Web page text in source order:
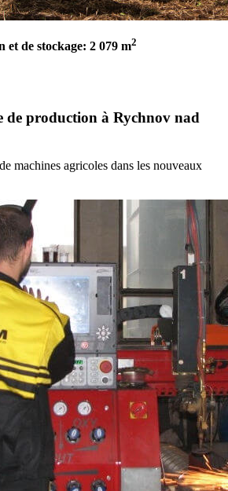
et de stockage: 2 079 m2
de production à Rychnov nad
machines agricoles dans les nouveaux